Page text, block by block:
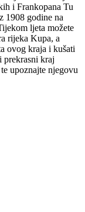
i Frankopana Tu
1908 godine na
ljeta možete
rijeka Kupa, a
ovog kraja i kušati
prekrasni kraj
upoznajte njegovu